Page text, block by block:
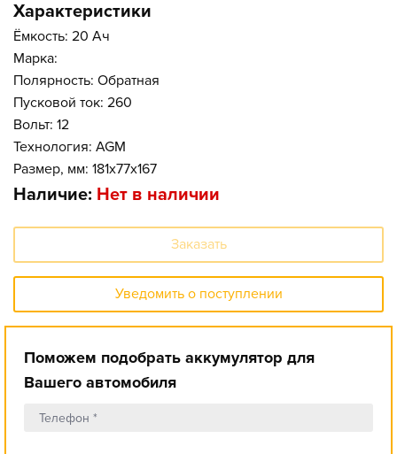
Характеристики
Ёмкость: 20 Ач
Марка:
Полярность: Обратная
Пусковой ток: 260
Вольт: 12
Технология: AGM
Размер, мм: 181x77x167
Наличие: Нет в наличии
Заказать
Уведомить о поступлении
Поможем подобрать аккумулятор для
Вашего автомобиля